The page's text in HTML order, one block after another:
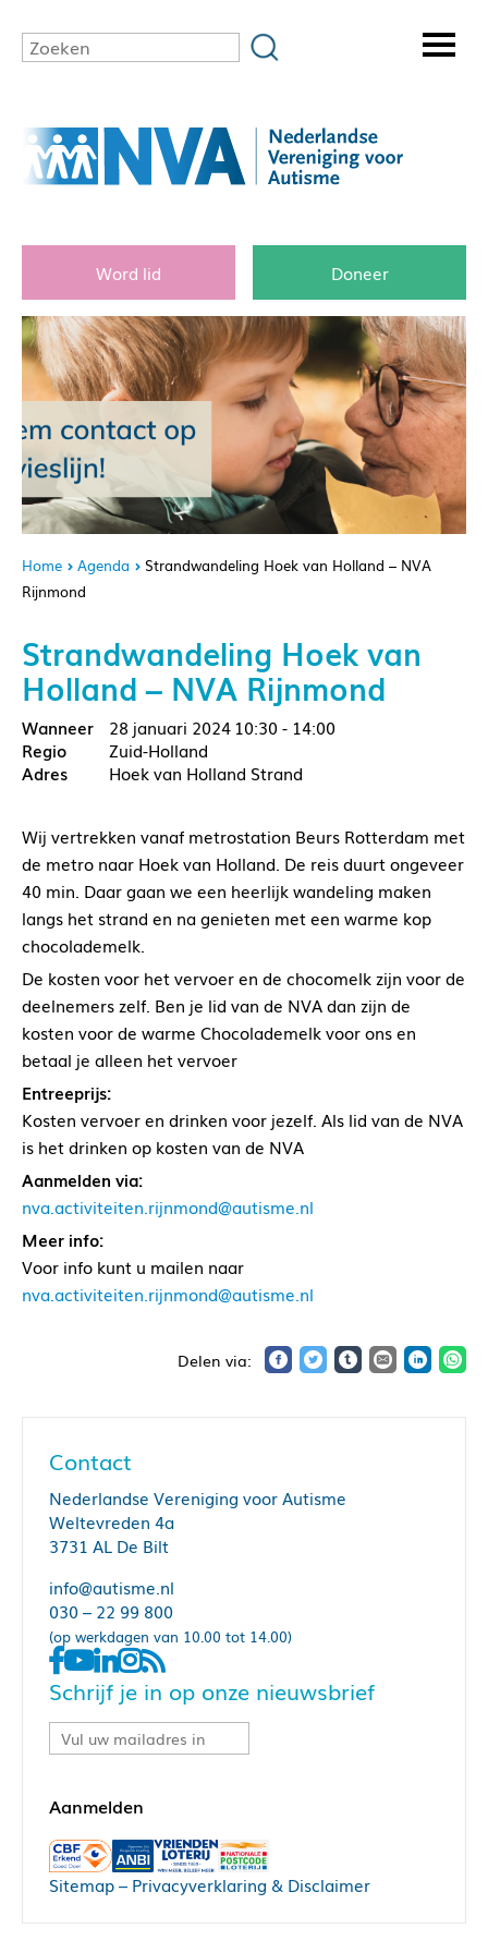
Word lid Doneer
Home Agenda
Strandwandeling Hoek van Holland – NVA
Rijnmond
Strandwandeling Hoek van
Holland – NVA Rijnmond
28 januari 2024 10:30 - 14:00
Zuid-Holland
Hoek van Holland Strand
Wij vertrekken vanaf metrostation Beurs Rotterdam met
de metro naar Hoek van Holland. De reis duurt ongeveer
40 min. Daar gaan we een heerlijk wandeling maken
langs het strand en na genieten met een warme kop
chocolademelk.
De kosten voor het vervoer en de chocomelk zijn voor de
deelnemers zelf. Ben je lid van de NVA dan zijn de
kosten voor de warme Chocolademelk voor ons en
betaal je alleen het vervoer
Entreeprijs:
Kosten vervoer en drinken voor jezelf. Als lid van de NVA
is het drinken op kosten van de NVA
Aanmelden via:
nva.activiteiten.rijnmond@autisme.nl
Meer info:
Voor info kunt u mailen naar
nva.activiteiten.rijnmond@autisme.nl
Contact
Nederlandse Vereniging voor Autisme
Weltevreden 4a
3731 AL De Bilt
info@autisme.nl
030 – 22 99 800
(op werkdagen van 10.00 tot 14.00)
Schrijf je in op onze nieuwsbrief
Sitemap– Privacyverklaring & Disclaimer